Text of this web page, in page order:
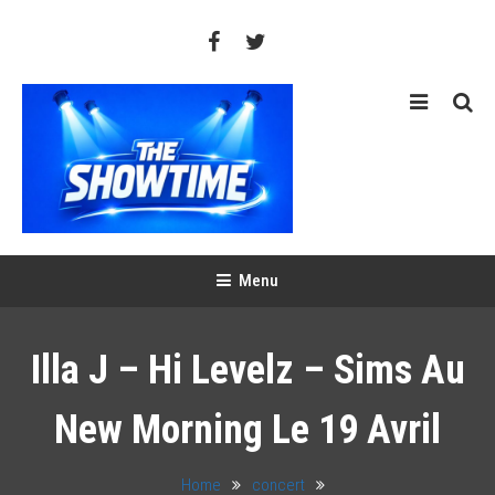
Menu
Illa J – Hi Levelz – Sims Au
New Morning Le 19 Avril
Home
concert